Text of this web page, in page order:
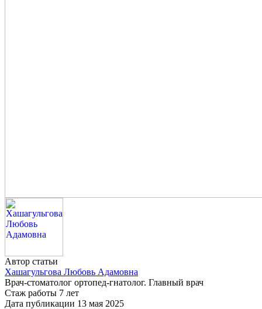
Автор статьи
Хашагульгова Любовь Адамовна
Врач-стоматолог ортопед-гнатолог. Главный врач
Стаж работы 7 лет
Дата публикации 13 мая 2025